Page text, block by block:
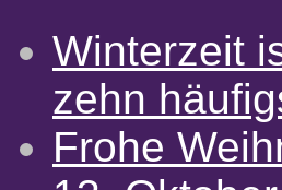
Winterzeit
zehn
Frohe